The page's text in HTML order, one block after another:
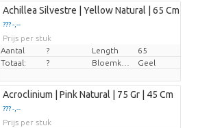
Achillea Silvestre | Yellow Natural | 65 Cm |
??? -,--
Prijs per stuk
Aantal
? Length
65
Totaal:
? Geel
Acroclinium | Pink Natural | 75 Gr | 45 Cm
??? -,--
Prijs per stuk